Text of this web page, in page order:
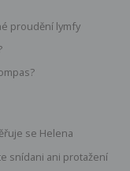
proudění lymfy
se Helena
snídani ani protažení